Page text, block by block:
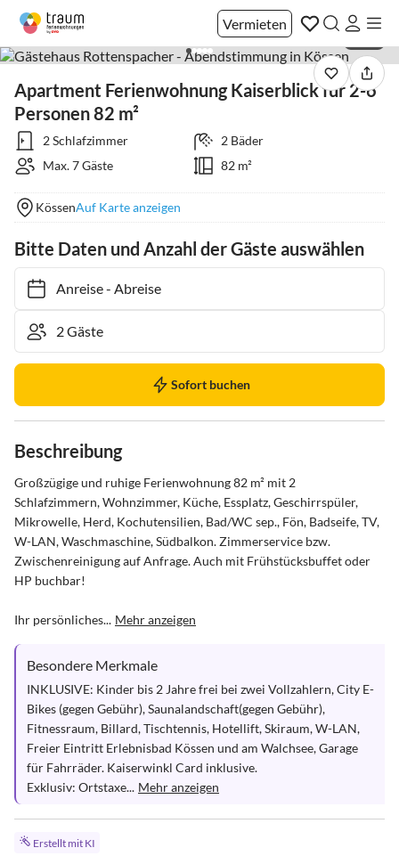
Vermieten
Apartment Ferienwohnung Kaiserblick für 2-6
Personen 82 m²
2 Schlafzimmer
2 Bäder
Max. 7 Gäste
82 m²
KössenAuf Karte anzeigen
Bitte Daten und Anzahl der Gäste auswählen
Anreise- Abreise
Sofort buchen
Beschreibung
Großzügige und ruhige Ferienwohnung 82 m² mit 2
Schlafzimmern, Wohnzimmer, Küche, Essplatz, Geschirrspüler,
Mikrowelle, Herd, Kochutensilien, Bad/WC sep., Fön, Badseife, TV,
W-LAN, Waschmaschine, Südbalkon. Zimmerservice bzw.
Zwischenreinigung auf Anfrage. Auch mit Frühstücksbuffet oder
HP buchbar!
Ihr persönliches... Mehr anzeigen
Besondere Merkmale
INKLUSIVE: Kinder bis 2 Jahre frei bei zwei Vollzahlern, City E-
Bikes (gegen Gebühr), Saunalandschaft(gegen Gebühr),
Fitnessraum, Billard, Tischtennis, Hotellift, Skiraum, W-LAN,
Freier Eintritt Erlebnisbad Kössen und am Walchsee, Garage
für Fahrräder. Kaiserwinkl Card inklusive.
Exklusiv: Ortstaxe... Mehr anzeigen
Erstellt mit KI